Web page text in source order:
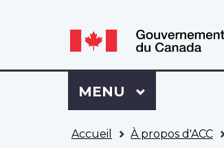
Language
switcher
Language
switcher
Se
connecter
à
Dossier
Menu
MENU PRINCIPAL
Accueil À propos d'ACC